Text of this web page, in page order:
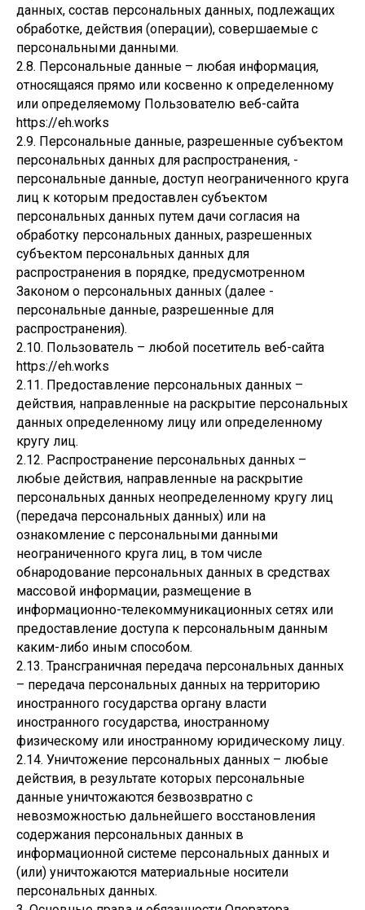
данных, состав персональных данных, подлежащих
обработке, действия (операции), совершаемые с
персональными данными.
2.8. Персональные данные – любая информация,
относящаяся прямо или косвенно к определенному
или определяемому Пользователю веб-сайта
https://eh.works
2.9. Персональные данные, разрешенные субъектом
персональных данных для распространения, -
персональные данные, доступ неограниченного круга
лиц к которым предоставлен субъектом
персональных данных путем дачи согласия на
обработку персональных данных, разрешенных
субъектом персональных данных для
распространения в порядке, предусмотренном
Законом о персональных данных (далее -
персональные данные, разрешенные для
распространения).
2.10. Пользователь – любой посетитель веб-сайта
https://eh.works
2.11. Предоставление персональных данных –
действия, направленные на раскрытие персональных
данных определенному лицу или определенному
кругу лиц.
2.12. Распространение персональных данных –
любые действия, направленные на раскрытие
персональных данных неопределенному кругу лиц
(передача персональных данных) или на
ознакомление с персональными данными
неограниченного круга лиц, в том числе
обнародование персональных данных в средствах
массовой информации, размещение в
информационно-телекоммуникационных сетях или
предоставление доступа к персональным данным
каким-либо иным способом.
2.13. Трансграничная передача персональных данных
– передача персональных данных на территорию
иностранного государства органу власти
иностранного государства, иностранному
физическому или иностранному юридическому лицу.
2.14. Уничтожение персональных данных – любые
действия, в результате которых персональные
данные уничтожаются безвозвратно с
невозможностью дальнейшего восстановления
содержания персональных данных в
информационной системе персональных данных и
(или) уничтожаются материальные носители
персональных данных.